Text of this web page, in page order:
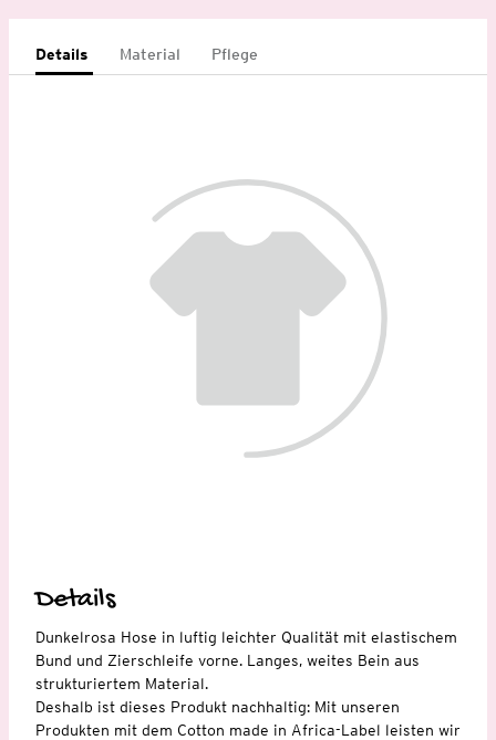
Details Material Pflege
Details
Dunkelrosa Hose in luftig leichter Qualität mit elastischem
Bund und Zierschleife vorne. Langes, weites Bein aus
strukturiertem Material.
Deshalb ist dieses Produkt nachhaltig: Mit unseren
Produkten mit dem Cotton made in Africa-Label leisten wir